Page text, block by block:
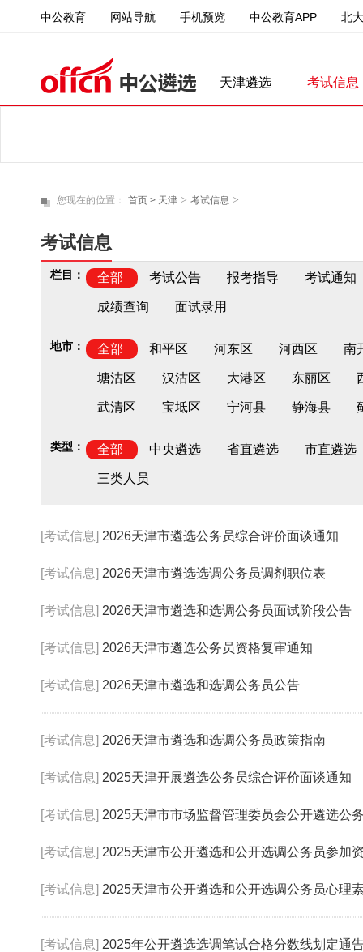
中公教育 网站导航 手机预览 中公教育APP 北
天津遴选 考试信息
您现在的位置： 首页 > 天津 > 考试信息 >
考试信息
栏目： 全部 考试公告 报考指导 考试通知
成绩查询 面试录用
地市： 全部 和平区 河东区 河西区 南
塘沽区 汉沽区 大港区 东丽区
武清区 宝坻区 宁河县 静海县
类型： 全部 中央遴选 省直遴选 市直遴选
三类人员
[考试信息] 2026天津市遴选公务员综合评价面谈通知
[考试信息] 2026天津市遴选选调公务员调剂职位表
[考试信息] 2026天津市遴选和选调公务员面试阶段公告
[考试信息] 2026天津市遴选公务员资格复审通知
[考试信息] 2026天津市遴选和选调公务员公告
[考试信息] 2026天津市遴选和选调公务员政策指南
[考试信息] 2025天津开展遴选公务员综合评价面谈通知
[考试信息] 2025天津市市场监督管理委员会公开遴选公
[考试信息] 2025天津市公开遴选和公开选调公务员参加
[考试信息] 2025天津市公开遴选和公开选调公务员心理
[考试信息] 2025年公开遴选选调笔试合格分数线划定通